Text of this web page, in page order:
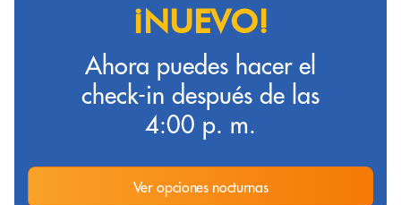
¡NUEVO!
Ahora puedes hacer el
check-in después de las
4:00 p. m.
Ver opciones nocturnas